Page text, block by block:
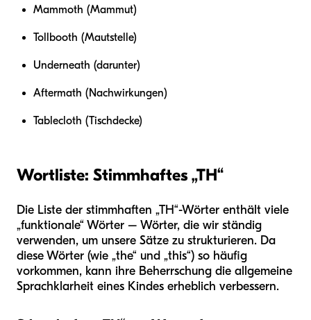
Mammoth (Mammut)
Tollbooth (Mautstelle)
Underneath (darunter)
Aftermath (Nachwirkungen)
Tablecloth (Tischdecke)
Wortliste: Stimmhaftes „TH“
Die Liste der stimmhaften „TH“-Wörter enthält viele
„funktionale“ Wörter – Wörter, die wir ständig
verwenden, um unsere Sätze zu strukturieren. Da
diese Wörter (wie „the“ und „this“) so häufig
vorkommen, kann ihre Beherrschung die allgemeine
Sprachklarheit eines Kindes erheblich verbessern.